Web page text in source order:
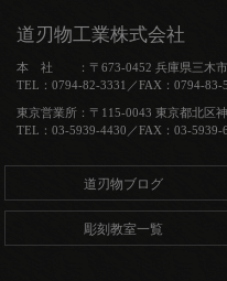
道刃物工業株式会社
本 社 ：〒673-0452 兵庫県三木市
TEL：0794-82-3331／FAX：0794-83-
東京営業所：〒115-0043 東京都北区
TEL：03-5939-4430／FAX：03-5939-
道刃物ブログ
彫刻教室一覧